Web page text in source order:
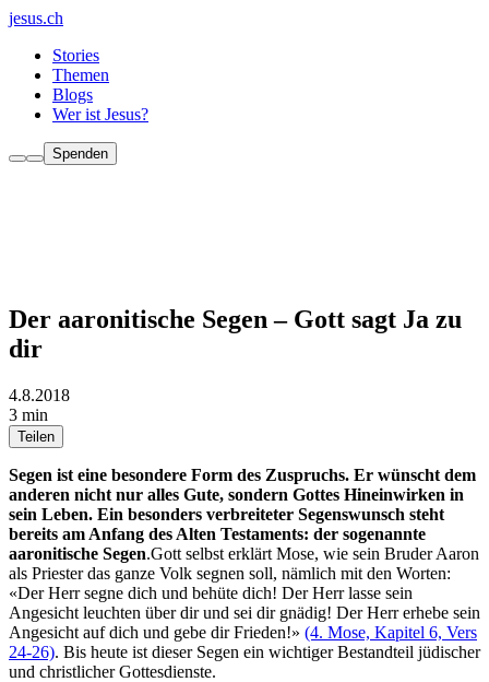
jesus.ch
Stories
Themen
Blogs
Wer ist Jesus?
Spenden
Der aaronitische Segen – Gott sagt Ja zu
dir
4.8.2018
3 min
Teilen
Segen ist eine besondere Form des Zuspruchs. Er wünscht dem
anderen nicht nur alles Gute, sondern Gottes Hineinwirken in
sein Leben. Ein besonders verbreiteter Segenswunsch steht
bereits am Anfang des Alten Testaments: der sogenannte
aaronitische Segen.Gott selbst erklärt Mose, wie sein Bruder Aaron
als Priester das ganze Volk segnen soll, nämlich mit den Worten:
«Der Herr segne dich und behüte dich! Der Herr lasse sein
Angesicht leuchten über dir und sei dir gnädig! Der Herr erhebe sein
Angesicht auf dich und gebe dir Frieden!» (4. Mose, Kapitel 6, Vers
24-26). Bis heute ist dieser Segen ein wichtiger Bestandteil jüdischer
und christlicher Gottesdienste.